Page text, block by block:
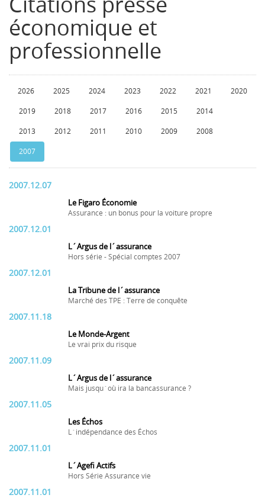
économique et
professionnelle
2026 2025 2024 2023 2022 2021 2020
2019 2018 2017 2016 2015 2014
2013 2012 2011 2010 2009 2008
2007
2007.12.07
Le Figaro Économie
Assurance : un bonus pour la voiture propre
2007.12.01
L´Argus de l´assurance
Hors série - Spécial comptes 2007
2007.12.01
La Tribune de l´assurance
Marché des TPE : Terre de conquête
2007.11.18
Le Monde-Argent
Le vrai prix du risque
2007.11.09
L´Argus de l´assurance
Mais jusqu´où ira la bancassurance ?
2007.11.05
Les Échos
L´indépendance des Échos
2007.11.01
L´Agefi Actifs
Hors Série Assurance vie
2007.11.01